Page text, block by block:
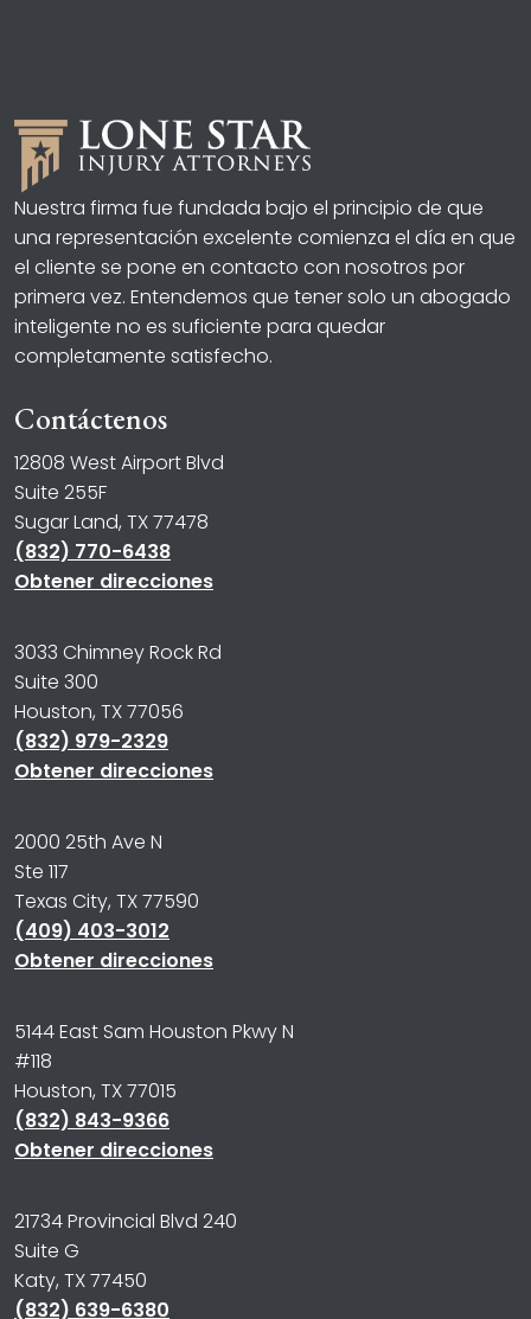
Nuestra firma fue fundada bajo el principio de que
una representación excelente comienza el día en que
el cliente se pone en contacto con nosotros por
primera vez. Entendemos que tener solo un abogado
inteligente no es suficiente para quedar
completamente satisfecho.
Contáctenos
12808 West Airport Blvd
Suite 255F
Sugar Land, TX 77478
(832) 770-6438
Obtener direcciones
3033 Chimney Rock Rd
Suite 300
Houston, TX 77056
(832) 979-2329
Obtener direcciones
2000 25th Ave N
Ste 117
Texas City, TX 77590
(409) 403-3012
Obtener direcciones
5144 East Sam Houston Pkwy N
#118
Houston, TX 77015
(832) 843-9366
Obtener direcciones
21734 Provincial Blvd 240
Suite G
Katy, TX 77450
(832) 639-6380